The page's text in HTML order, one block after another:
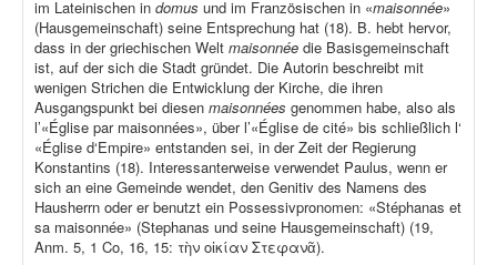
im Lateinischen in domus und im Französischen in «maisonnée»
(Hausgemeinschaft) seine Entsprechung hat (18). B. hebt hervor,
dass in der griechischen Welt maisonnée die Basisgemeinschaft
ist, auf der sich die Stadt gründet. Die Autorin beschreibt mit
wenigen Strichen die Entwicklung der Kirche, die ihren
Ausgangspunkt bei diesen maisonnées genommen habe, also als
l’«Église par maisonnées», über l’«Église de cité» bis schließlich l‘
«Église d‘Empire» entstanden sei, in der Zeit der Regierung
Konstantins (18). Interessanterweise verwendet Paulus, wenn er
sich an eine Gemeinde wendet, den Genitiv des Namens des
Hausherrn oder er benutzt ein Possessivpronomen: «Stéphanas et
sa maisonnée» (Stephanas und seine Hausgemeinschaft) (19,
Anm. 5, 1 Co, 16, 15: τὴν οἰκίαν Στεφανᾶ).